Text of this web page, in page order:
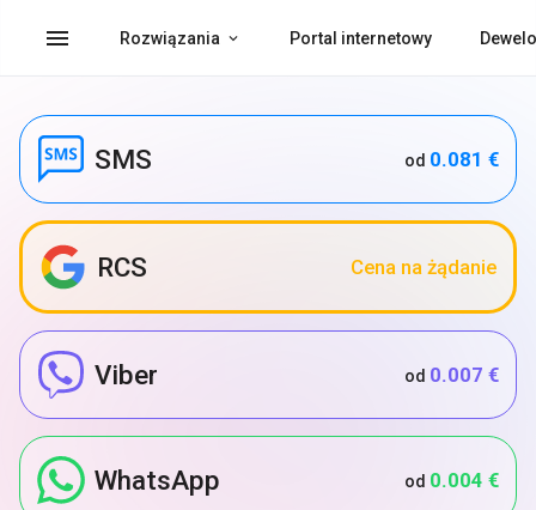
menu Rozwiązania Portal internetowy
SMS od 0.081 €
RCS Cena na żądanie
Viber od 0.007 €
WhatsApp od 0.004 €